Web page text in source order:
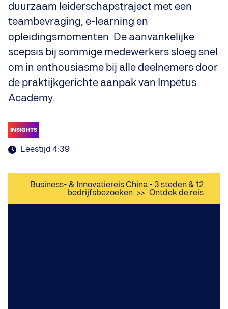
duurzaam leiderschapstraject met een
teambevraging, e-learning en
opleidingsmomenten. De aanvankelijke
scepsis bij sommige medewerkers sloeg snel
om in enthousiasme bij alle deelnemers door
de praktijkgerichte aanpak van Impetus
Academy.
INSIGHTS
Leestijd 4:39
Business- & Innovatiereis China - 3 steden & 12
bedrijfsbezoeken >> Ontdek de reis